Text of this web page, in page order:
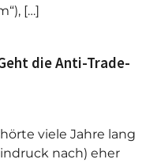
[…]
die Anti-Trade-
viele Jahre lang
nach) eher